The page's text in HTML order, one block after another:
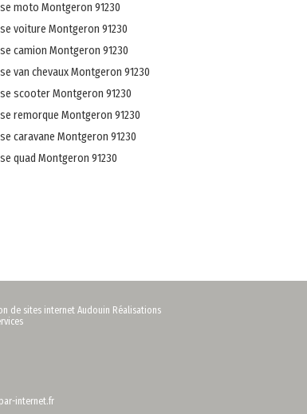
moto Montgeron 91230
voiture Montgeron 91230
camion Montgeron 91230
van chevaux Montgeron 91230
scooter Montgeron 91230
remorque Montgeron 91230
caravane Montgeron 91230
quad Montgeron 91230
de sites internet Audouin Réalisations
internet.fr